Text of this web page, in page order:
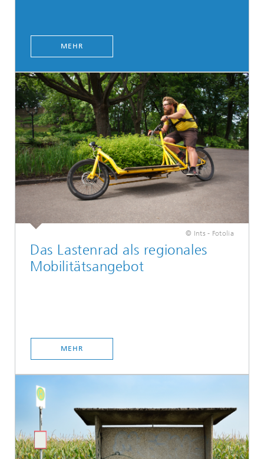
MEHR
© Ints - Fotolia
Das Lastenrad als regionales
Mobilitätsangebot
MEHR